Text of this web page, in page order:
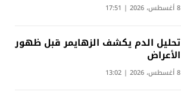
8 أغسطس، 2026 | 17:51
تحليل الدم يكشف الزهايمر قبل ظهور
الأعراض
8 أغسطس، 2026 | 13:02